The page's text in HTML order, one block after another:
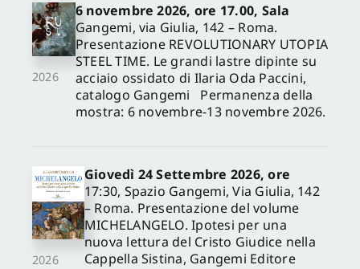
2026
6 novembre 2026, ore 17.00, Sala
Gangemi, via Giulia, 142 – Roma.
Presentazione REVOLUTIONARY UTOPIA
STEEL TIME. Le grandi lastre dipinte su
acciaio ossidato di Ilaria Oda Paccini,
catalogo Gangemi Permanenza della
mostra: 6 novembre-13 novembre 2026.
2026
Giovedì 24 Settembre 2026, ore
17:30, Spazio Gangemi, Via Giulia, 142
– Roma. Presentazione del volume
MICHELANGELO. Ipotesi per una
nuova lettura del Cristo Giudice nella
Cappella Sistina, Gangemi Editore